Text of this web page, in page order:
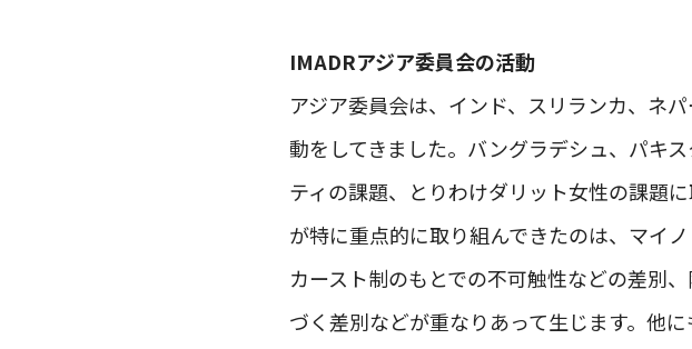
IMADRアジア委員会の活動
アジア委員会は、インド、スリランカ、ネ
動をしてきました。バングラデシュ、パキ
ティの課題、とりわけダリット女性の課題
が特に重点的に取り組んできたのは、マイ
カースト制のもとでの不可触性などの差別
づく差別などが重なりあって生じます。他